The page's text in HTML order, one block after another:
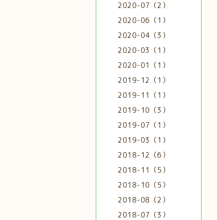
2020-07（2）
2020-06（1）
2020-04（3）
2020-03（1）
2020-01（1）
2019-12（1）
2019-11（1）
2019-10（3）
2019-07（1）
2019-03（1）
2018-12（6）
2018-11（5）
2018-10（5）
2018-08（2）
2018-07（3）